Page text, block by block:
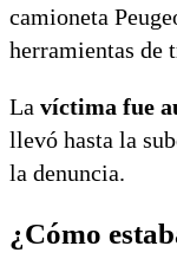
camioneta
herramientas de
La víctima fue
llevó hasta la
la denuncia.
¿Cómo